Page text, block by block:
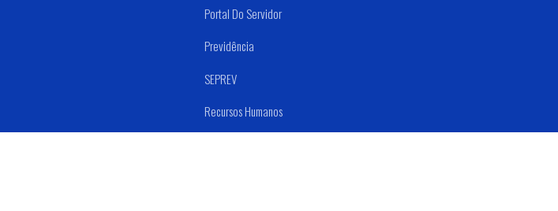
Portal Do Servidor
Previdência
SEPREV
Recursos Humanos